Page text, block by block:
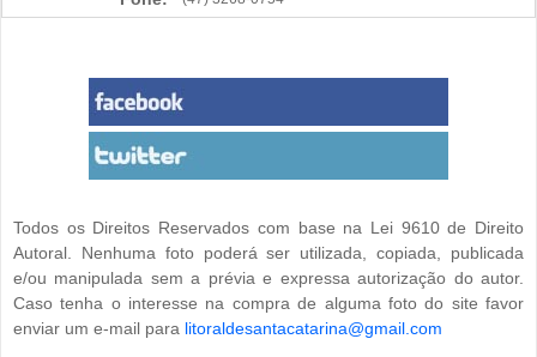
Todos os Direitos Reservados com base na Lei 9610 de Direito
Autoral. Nenhuma foto poderá ser utilizada, copiada, publicada
e/ou manipulada sem a prévia e expressa autorização do autor.
Caso tenha o interesse na compra de alguma foto do site favor
enviar um e-mail para litoraldesantacatarina@gmail.com